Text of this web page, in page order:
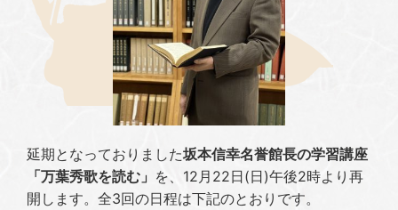
延期となっておりました坂本信幸名誉館長の学習講座
「万葉秀歌を読む」 を、12月22日(日)午後2時より再
開します。全3回の日程は下記のとおりです。